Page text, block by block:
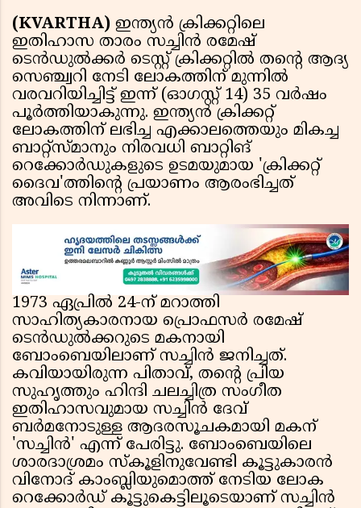
(KVARTHA) ഇന്ത്യൻ ക്രിക്കറ്റിലെ
ഇതിഹാസ താരം സച്ചിൻ രമേഷ്
ടെൻഡുൽക്കർ ടെസ്റ്റ് ക്രിക്കറ്റിൽ തന്റെ ആദ്യ
സെഞ്ച്വറി നേടി ലോകത്തിന് മുന്നിൽ
വരവറിയിച്ചിട്ട് ഇന്ന് (ഓഗസ്റ്റ് 14) 35 വർഷം
പൂർത്തിയാകുന്നു. ഇന്ത്യൻ ക്രിക്കറ്റ്
ലോകത്തിന് ലഭിച്ച എക്കാലത്തെയും മികച്ച
ബാറ്റ്‌സ്മാനും നിരവധി ബാറ്റിങ്
റെക്കോർഡുകളുടെ ഉടമയുമായ 'ക്രിക്കറ്റ്
ദൈവ'ത്തിന്റെ പ്രയാണം ആരംഭിച്ചത്
അവിടെ നിന്നാണ്.
1973 ഏപ്രിൽ 24-ന് മറാത്തി
സാഹിത്യകാരനായ പ്രൊഫസർ രമേഷ്
ടെൻഡുൽക്കറുടെ മകനായി
ബോംബെയിലാണ് സച്ചിൻ ജനിച്ചത്.
കവിയായിരുന്ന പിതാവ്, തന്റെ പ്രിയ
സുഹൃത്തും ഹിന്ദി ചലച്ചിത്ര സംഗീത
ഇതിഹാസവുമായ സച്ചിൻ ദേവ്
ബർമനോടുള്ള ആദരസൂചകമായി മകന്
'സച്ചിൻ' എന്ന് പേരിട്ടു. ബോംബെയിലെ
ശാരദാശ്രമം സ്കൂളിനുവേണ്ടി കൂട്ടുകാരൻ
വിനോദ് കാംബ്ലിയുമൊത്ത് നേടിയ ലോക
റെക്കോർഡ് കൂട്ടുകെട്ടിലൂടെയാണ് സച്ചിൻ